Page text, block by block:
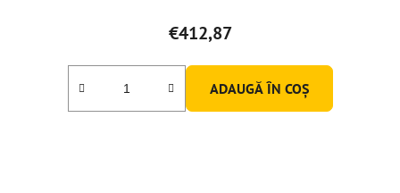
€412,87
ADAUGĂ ÎN COŞ